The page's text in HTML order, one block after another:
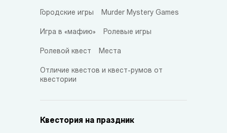
Городские игры Murder Mystery Games
Игра в «мафию» Ролевые игры
Ролевой квест Места
Отличие квестов и квест-румов от
квестории
Квестория на праздник